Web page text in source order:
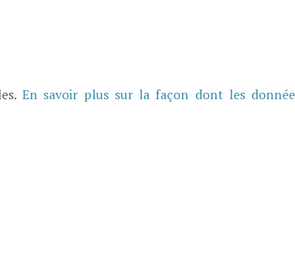
En savoir plus sur la façon dont les